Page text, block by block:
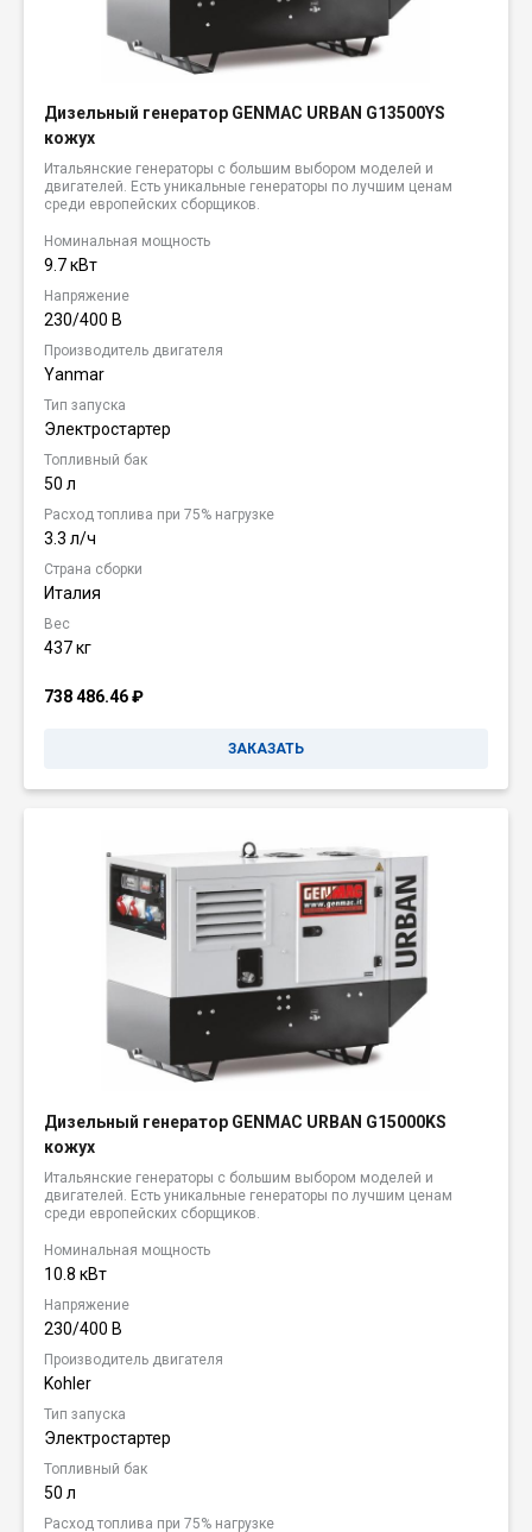
Дизельный генератор GENMAC URBAN G13500YS
кожух
Итальянские генераторы с большим выбором моделей и
двигателей. Есть уникальные генераторы по лучшим ценам
среди европейских сборщиков.
Номинальная мощность
9.7 кВт
Напряжение
230/400 В
Производитель двигателя
Yanmar
Тип запуска
Электростартер
Топливный бак
50 л
Расход топлива при 75% нагрузке
3.3 л/ч
Страна сборки
Италия
Вес
437 кг
738 486.46₽
ЗАКАЗАТЬ
Дизельный генератор GENMAC URBAN G15000KS
кожух
Итальянские генераторы с большим выбором моделей и
двигателей. Есть уникальные генераторы по лучшим ценам
среди европейских сборщиков.
Номинальная мощность
10.8 кВт
Напряжение
230/400 В
Производитель двигателя
Kohler
Тип запуска
Электростартер
Топливный бак
50 л
Расход топлива при 75% нагрузке